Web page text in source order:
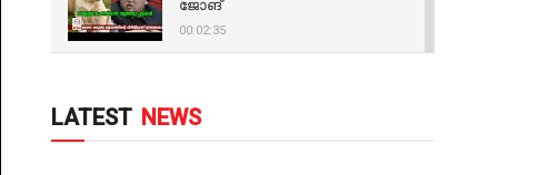
ജോങ്
00:02:35
LATEST NEWS